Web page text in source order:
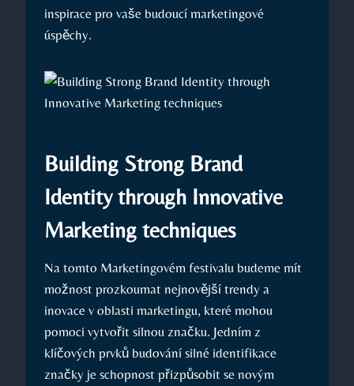
⁣inspirace pro vaše budoucí marketingové
úspěchy.
Building Strong ‍Brand
Identity through Innovative
Marketing techniques
Na tomto Marketingovém festivalu ⁢budeme ​mít
možnost prozkoumat nejnovější trendy a
⁢inovace v⁢ oblasti‍ marketingu, které mohou
pomoci vytvořit silnou značku. ‌Jedním z
klíčových prvků budování ‌silné identifikace
značky je schopnost přizpůsobit ⁤se novým